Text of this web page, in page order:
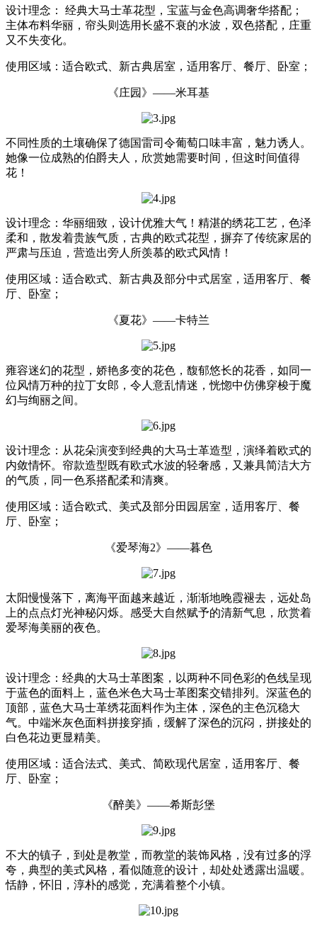
设计理念： 经典大马士革花型，宝蓝与金色高调奢华搭配；
主体布料华丽，帘头则选用长盛不衰的水波，双色搭配，庄重
又不失变化。
使用区域：适合欧式、新古典居室，适用客厅、餐厅、卧室；
《庄园》——米耳基
不同性质的土壤确保了德国雷司令葡萄口味丰富，魅力诱人。
她像一位成熟的伯爵夫人，欣赏她需要时间，但这时间值得
花！
设计理念：华丽细致，设计优雅大气！精湛的绣花工艺，色泽
柔和，散发着贵族气质，古典的欧式花型，摒弃了传统家居的
严肃与压迫，营造出旁人所羡慕的欧式风情！
使用区域：适合欧式、新古典及部分中式居室，适用客厅、餐
厅、卧室；
《夏花》——卡特兰
雍容迷幻的花型，娇艳多变的花色，馥郁悠长的花香，如同一
位风情万种的拉丁女郎，令人意乱情迷，恍惚中仿佛穿梭于魔
幻与绚丽之间。
设计理念：从花朵演变到经典的大马士革造型，演绎着欧式的
内敛情怀。帘款造型既有欧式水波的轻奢感，又兼具简洁大方
的气质，同一色系搭配柔和清爽。
使用区域：适合欧式、美式及部分田园居室，适用客厅、餐
厅、卧室；
《爱琴海2》——暮色
太阳慢慢落下，离海平面越来越近，渐渐地晚霞褪去，远处岛
上的点点灯光神秘闪烁。感受大自然赋予的清新气息，欣赏着
爱琴海美丽的夜色。
设计理念：经典的大马士革图案，以两种不同色彩的色线呈现
于蓝色的面料上，蓝色米色大马士革图案交错排列。深蓝色的
顶部，蓝色大马士革绣花面料作为主体，深色的主色沉稳大
气。中端米灰色面料拼接穿插，缓解了深色的沉闷，拼接处的
白色花边更显精美。
使用区域：适合法式、美式、简欧现代居室，适用客厅、餐
厅、卧室；
《醉美》——希斯彭堡
不大的镇子，到处是教堂，而教堂的装饰风格，没有过多的浮
夸，典型的美式风格，看似随意的设计，却处处透露出温暖。
恬静，怀旧，淳朴的感觉，充满着整个小镇。